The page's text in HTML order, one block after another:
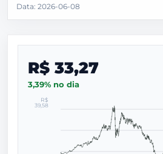
Data: 2026-06-08
R$ 33,27
3,39% no dia
R$
39,58